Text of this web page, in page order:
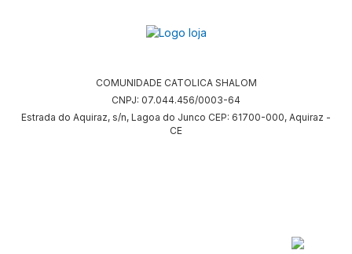
COMUNIDADE CATOLICA SHALOM
CNPJ: 07.044.456/0003-64
Estrada do Aquiraz, s/n, Lagoa do Junco CEP: 61700-000, Aquiraz -
CE